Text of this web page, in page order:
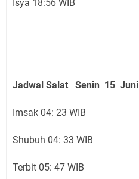
Isya 18:56 WIB
Jadwal Salat Senin 15 Juni
Imsak 04: 23 WIB
Shubuh 04: 33 WIB
Terbit 05: 47 WIB